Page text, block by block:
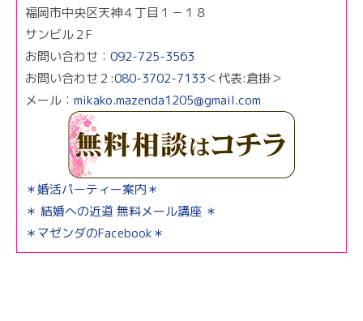
福岡市中央区天神４丁目１－１８
サンビル２F
お問い合わせ： 092-725-3563
お問い合わせ２:080-3702-7133＜代表:倉掛＞
メール： mikako.mazenda1205@gmail.com
＊婚活パーティー案内＊
＊ 結婚への近道 無料メール講座 ＊
＊マゼンダのFacebook＊